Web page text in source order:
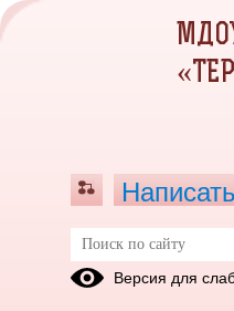
Независимая
Версия для